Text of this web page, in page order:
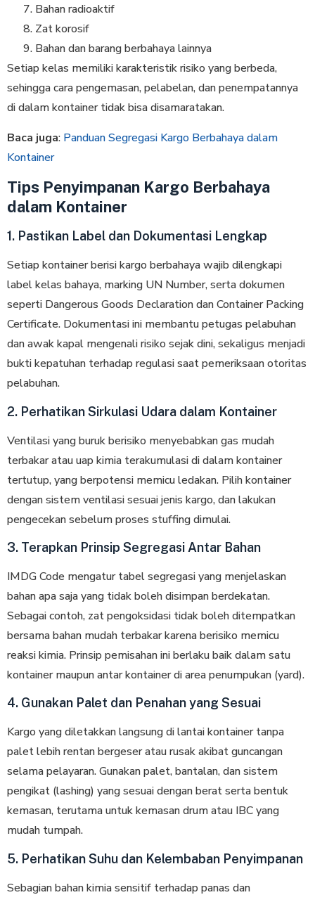
Bahan radioaktif
Zat korosif
Bahan dan barang berbahaya lainnya
Setiap kelas memiliki karakteristik risiko yang berbeda,
sehingga cara pengemasan, pelabelan, dan penempatannya
di dalam kontainer tidak bisa disamaratakan.
Baca juga: Panduan Segregasi Kargo Berbahaya dalam
Kontainer
Tips Penyimpanan Kargo Berbahaya
dalam Kontainer
1. Pastikan Label dan Dokumentasi Lengkap
Setiap kontainer berisi kargo berbahaya wajib dilengkapi
label kelas bahaya, marking UN Number, serta dokumen
seperti Dangerous Goods Declaration dan Container Packing
Certificate. Dokumentasi ini membantu petugas pelabuhan
dan awak kapal mengenali risiko sejak dini, sekaligus menjadi
bukti kepatuhan terhadap regulasi saat pemeriksaan otoritas
pelabuhan.
2. Perhatikan Sirkulasi Udara dalam Kontainer
Ventilasi yang buruk berisiko menyebabkan gas mudah
terbakar atau uap kimia terakumulasi di dalam kontainer
tertutup, yang berpotensi memicu ledakan. Pilih kontainer
dengan sistem ventilasi sesuai jenis kargo, dan lakukan
pengecekan sebelum proses stuffing dimulai.
3. Terapkan Prinsip Segregasi Antar Bahan
IMDG Code mengatur tabel segregasi yang menjelaskan
bahan apa saja yang tidak boleh disimpan berdekatan.
Sebagai contoh, zat pengoksidasi tidak boleh ditempatkan
bersama bahan mudah terbakar karena berisiko memicu
reaksi kimia. Prinsip pemisahan ini berlaku baik dalam satu
kontainer maupun antar kontainer di area penumpukan (yard).
4. Gunakan Palet dan Penahan yang Sesuai
Kargo yang diletakkan langsung di lantai kontainer tanpa
palet lebih rentan bergeser atau rusak akibat guncangan
selama pelayaran. Gunakan palet, bantalan, dan sistem
pengikat (lashing) yang sesuai dengan berat serta bentuk
kemasan, terutama untuk kemasan drum atau IBC yang
mudah tumpah.
5. Perhatikan Suhu dan Kelembaban Penyimpanan
Sebagian bahan kimia sensitif terhadap panas dan